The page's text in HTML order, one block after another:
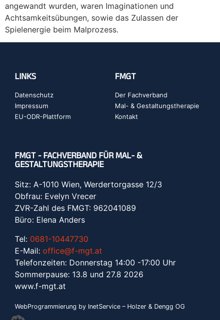
angewandt wurden, waren Imaginationen und
Achtsamkeitsübungen, sowie das Zulassen der
Spielenergie beim Malprozess.
LINKS
Datenschutz
Impressum
EU-ODR-Plattform
FMGT
Der Fachverband
Mal- & Gestaltungstherapie
Kontakt
FMGT - FACHVERBAND FÜR MAL- &
GESTALTUNGSTHERAPIE
Sitz: A-1010 Wien, Werdertorgasse 12/3
Obfrau: Evelyn Vrecer
ZVR-Zahl des FMGT: 962041089
Büro: Elena Anders
Tel: 0681-10447730
E-Mail: office@f-mgt.at
Telefonzeiten: Donnerstag 14:00 -17:00 Uhr
Sommerpause: 13.8 und 27.8 2026
www.f-mgt.at
WebProgrammierung by InetService – Holzer & Dengg OG